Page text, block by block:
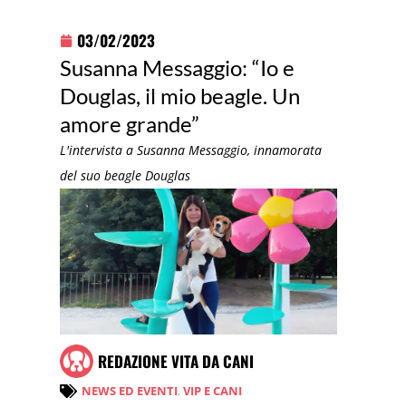
03/02/2023
Susanna Messaggio: “Io e
Douglas, il mio beagle. Un
amore grande”
L'intervista a Susanna Messaggio, innamorata
del suo beagle Douglas
REDAZIONE VITA DA CANI
NEWS ED EVENTI,VIP E CANI